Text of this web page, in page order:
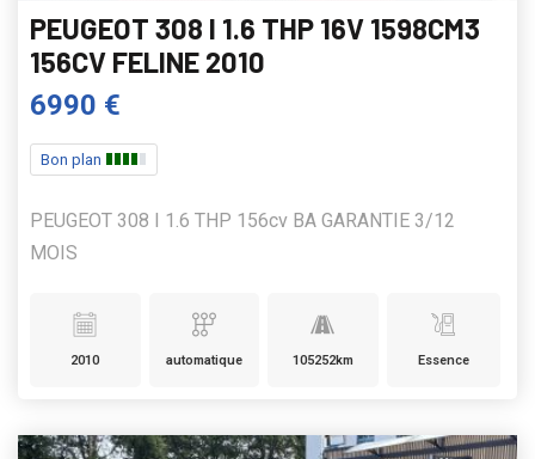
PEUGEOT 308 I 1.6 THP 16V 1598CM3
156CV FELINE 2010
6990 €
Bon plan
PEUGEOT 308 I 1.6 THP 156cv BA GARANTIE 3/12
MOIS
2010 automatique 105252km Essence